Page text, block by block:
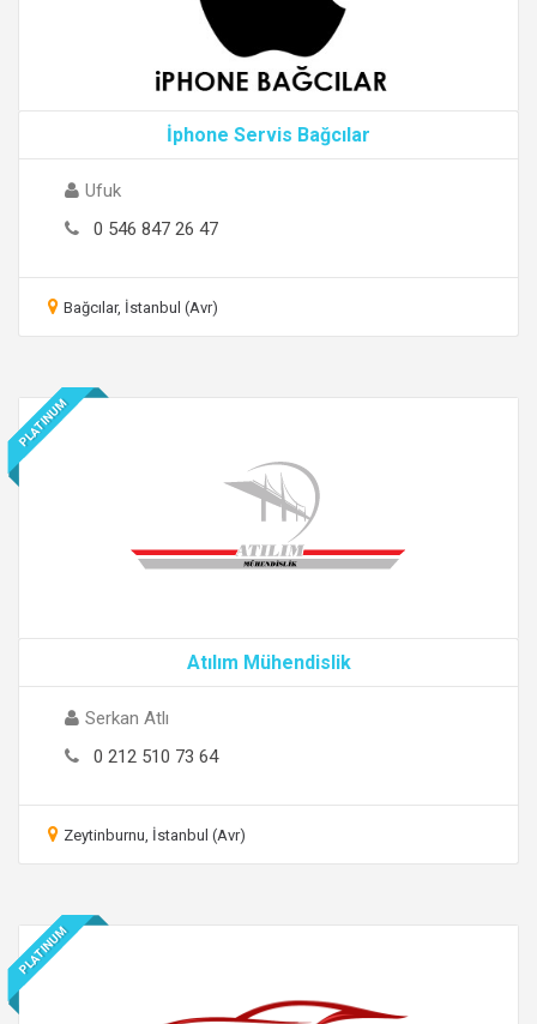
İphone Servis Bağcılar
Ufuk
0 546 847 26 47
Bağcılar, İstanbul (Avr)
PLATINUM
Atılım Mühendislik
Serkan Atlı
0 212 510 73 64
Zeytinburnu, İstanbul (Avr)
PLATINUM